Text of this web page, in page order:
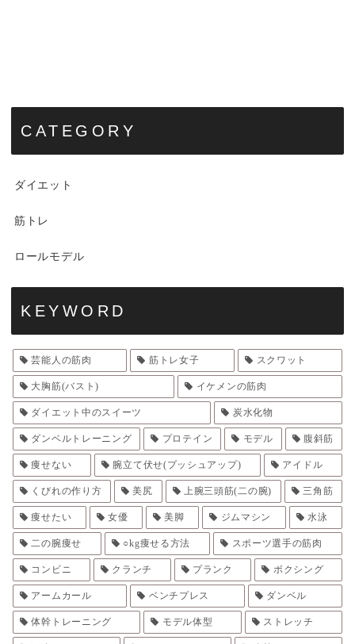
CATEGORY
ダイエット
筋トレ
ロールモデル
KEYWORD
芸能人の筋肉 筋トレ女子 スクワット
大胸筋(バスト) イケメンの筋肉
ダイエット中のスイーツ 炭水化物
ダンベルトレーニング プロテイン モデル 腹斜筋
痩せない 腕立て伏せ(プッシュアップ) アイドル
くびれの作り方 美尻 上腕三頭筋(二の腕) 三角筋
痩せたい 女優 美脚 ジムマシン 水泳
二の腕痩せ ○kg痩せる方法 スポーツ選手の筋肉
コンビニ クランチ プランク ボクシング
アームカール ベンチプレス ダンベル
体幹トレーニング モデル体型 ストレッチ